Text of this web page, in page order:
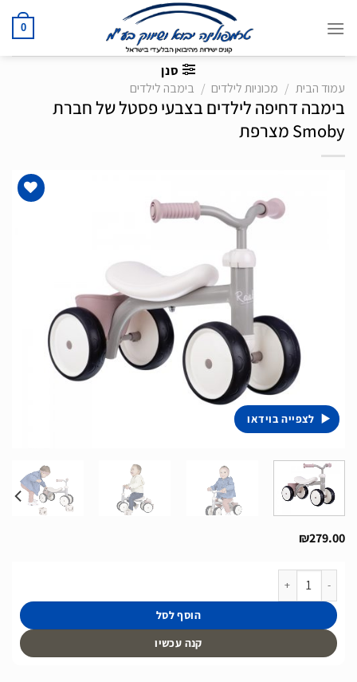
0
סנן
עמוד הבית
/ מכוניות לילדים / בימבה לילדים
בימבה דחיפה לילדים בצבעי פסטל של חברת
Smoby מצרפת
לצפייה בוידאו
₪279.00
כמות של בימבה דחיפה לילדים בצבעי פסטל של חברת Smoby מצרפת
הוסף לסל
קנה עכשיו